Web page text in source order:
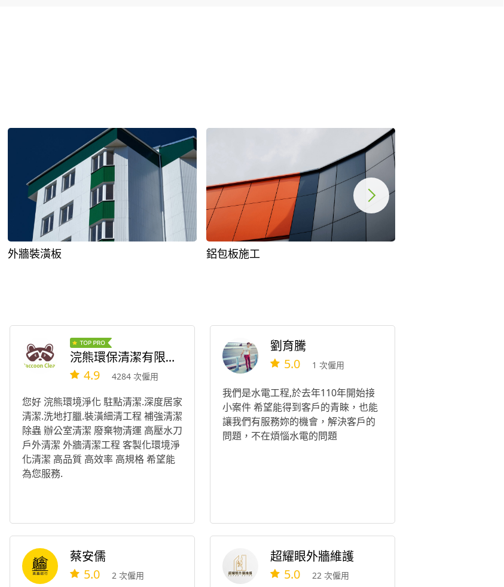
外牆裝潢板 鋁包板施工
浣熊環保清潔有限公司
4.9 4284 次僱用
您好 浣熊環境淨化 駐點清潔.深度居家
清潔.洗地打臘.裝潢細清工程 補強清潔
除蟲 辦公室清潔 廢棄物清運 高壓水刀
戶外清潔 外牆清潔工程 客製化環境淨
化清潔 高品質 高效率 高規格 希望能
為您服務.
劉育騰
5.0 1 次僱用
我們是水電工程,於去年110年開始接
小案件 希望能得到客戶的青睞，也能
讓我們有服務妳的機會，解決客戶的
問題，不在煩惱水電的問題
蔡安儒
5.0 2 次僱用
超耀眼外牆維護
5.0 22 次僱用